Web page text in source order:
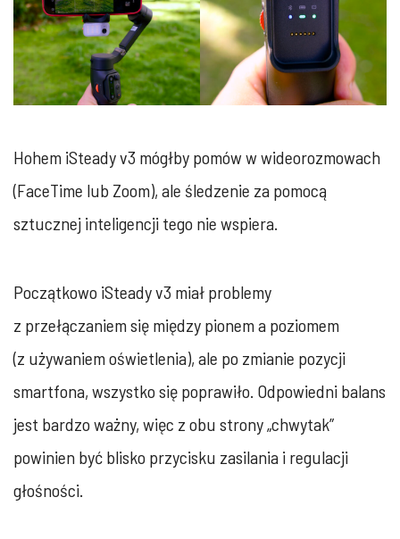
Hohem iSteady v3 mógłby pomów w wideorozmowach
(FaceTime lub Zoom), ale śledzenie za pomocą
sztucznej inteligencji tego nie wspiera.
Początkowo iSteady v3 miał problemy
z przełączaniem się między pionem a poziomem
(z używaniem oświetlenia), ale po zmianie pozycji
smartfona, wszystko się poprawiło. Odpowiedni balans
jest bardzo ważny, więc z obu strony „chwytak”
powinien być blisko przycisku zasilania i regulacji
głośności.